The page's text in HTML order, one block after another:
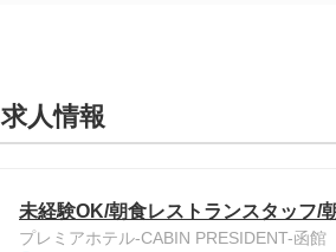
求人情報
未経験OK/朝食レストランスタッフ/
プレミアホテル-CABIN PRESIDENT-函館